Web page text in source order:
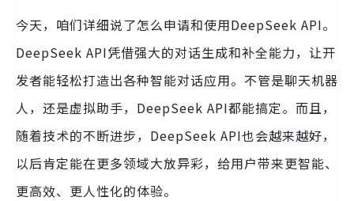
今天，咱们详细说了怎么申请和使用DeepSeek API。
DeepSeek API凭借强大的对话生成和补全能力，让开
发者能轻松打造出各种智能对话应用。不管是聊天机器
人，还是虚拟助手，DeepSeek API都能搞定。而且，
随着技术的不断进步，DeepSeek API也会越来越好，
以后肯定能在更多领域大放异彩，给用户带来更智能、
更高效、更人性化的体验。